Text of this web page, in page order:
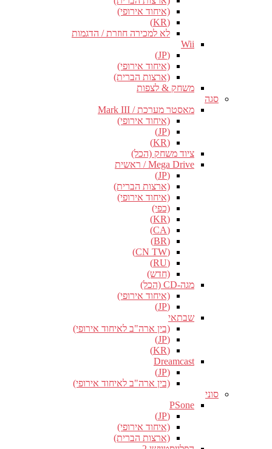
(איחוד אירופי)
(KR)
לא למכירה חוזרת / הדגמות
Wii
(JP)
(איחוד אירופי)
(ארצות הברית)
משחק & לצפות
סגה
מאסטר מערכת / Mark III
(איחוד אירופי)
(JP)
(KR)
ציוד משחק (הכל)
Mega Drive / ראשית
(JP)
(ארצות הברית)
(איחוד אירופי)
(כפי)
(KR)
(CA)
(BR)
(CN TW)
(RU)
(חדש)
מגה-CD (הכל)
(איחוד אירופי)
(JP)
שבתאי
(בין ארה"ב לאיחוד אירופי)
(JP)
(KR)
Dreamcast
(JP)
(בין ארה"ב לאיחוד אירופי)
סוני
PSone
(JP)
(איחוד אירופי)
(ארצות הברית)